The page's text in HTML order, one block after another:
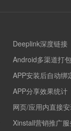
Deeplink深度链接
Android多渠道打包
APP安装后自动绑
APP分享效果统计
网页/应用内直接
Xinstall营销推广